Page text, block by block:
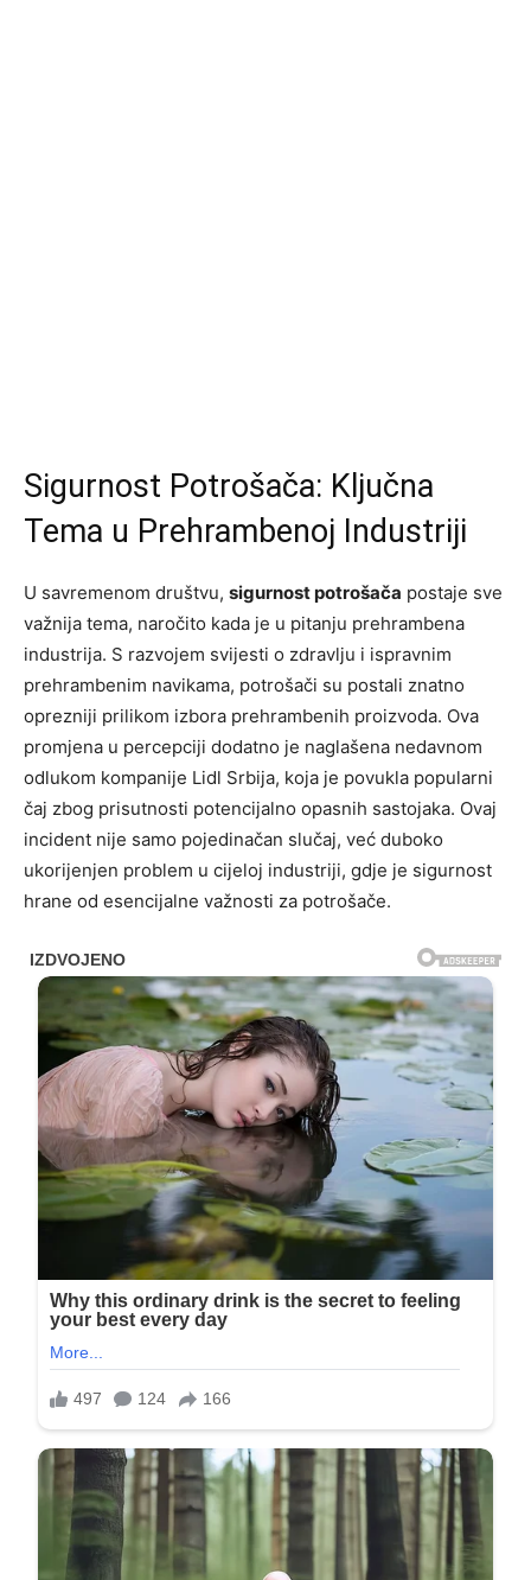
Sigurnost Potrošača: Ključna
Tema u Prehrambenoj Industriji
U savremenom društvu, sigurnost potrošača postaje sve
važnija tema, naročito kada je u pitanju prehrambena
industrija. S razvojem svijesti o zdravlju i ispravnim
prehrambenim navikama, potrošači su postali znatno
oprezniji prilikom izbora prehrambenih proizvoda. Ova
promjena u percepciji dodatno je naglašena nedavnom
odlukom kompanije Lidl Srbija, koja je povukla popularni
čaj zbog prisutnosti potencijalno opasnih sastojaka. Ovaj
incident nije samo pojedinačan slučaj, već duboko
ukorijenjen problem u cijeloj industriji, gdje je sigurnost
hrane od esencijalne važnosti za potrošače.